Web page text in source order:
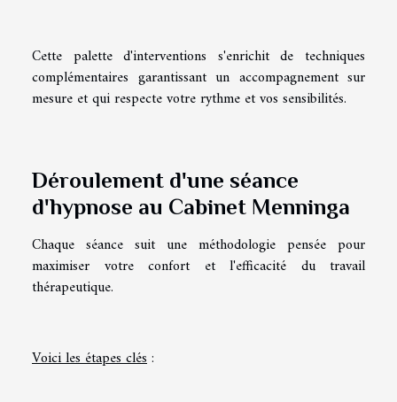
Cette palette d'interventions s'enrichit de techniques
complémentaires garantissant un accompagnement sur
mesure et qui respecte votre rythme et vos sensibilités.
Déroulement d'une séance
d'hypnose au Cabinet Menninga
Chaque séance suit une méthodologie pensée pour
maximiser votre confort et l'efficacité du travail
thérapeutique.
Voici les étapes clés: